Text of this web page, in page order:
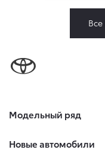
Модельный ряд
Новые автомобили